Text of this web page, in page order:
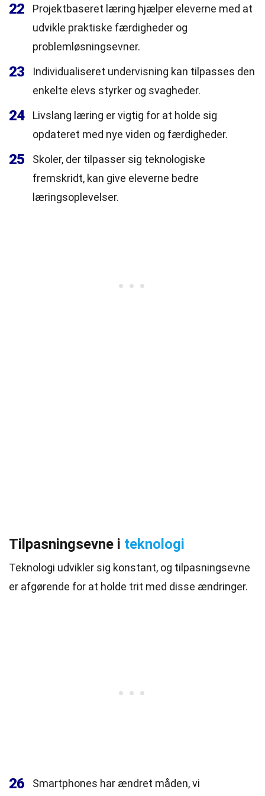
22
Projektbaseret læring hjælper eleverne med at
udvikle praktiske færdigheder og
problemløsningsevner.
23
Individualiseret undervisning kan tilpasses den
enkelte elevs styrker og svagheder.
24
Livslang læring er vigtig for at holde sig
opdateret med nye viden og færdigheder.
25
Skoler, der tilpasser sig teknologiske
fremskridt, kan give eleverne bedre
læringsoplevelser.
Tilpasningsevne i teknologi
Teknologi udvikler sig konstant, og tilpasningsevne
er afgørende for at holde trit med disse ændringer.
26 Smartphones har ændret måden, vi